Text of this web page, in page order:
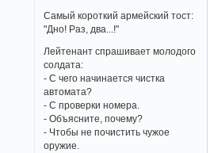
Самый короткий армейский тост:
"Дно! Раз, два...!"
Лейтенант спрашивает молодого
солдата:
- С чего начинается чистка
автомата?
- С проверки номера.
- Объясните, почему?
- Чтобы не почистить чужое
оружие.